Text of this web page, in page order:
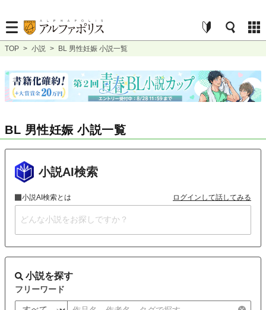
TOP > 小説 > BL 男性妊娠 小説一覧
BL 男性妊娠 小説一覧
小説AI検索
小説AI検索とは ログインして話してみる
小説を探す
フリーワード